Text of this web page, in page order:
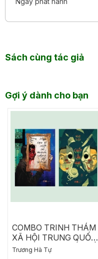
Sách cùng tác giả
Gợi ý dành cho bạn
COMBO TRINH THÁM
XÃ HỘI TRUNG QUỐC:
MỘT HỌA SĨ CHẾT RỒI
Trương Hà Tự